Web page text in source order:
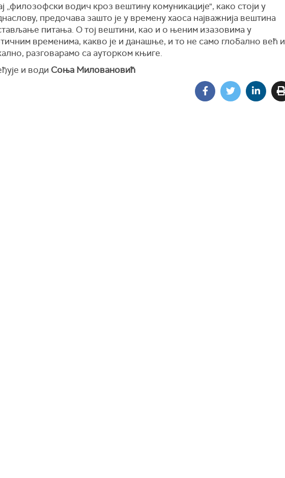
„филозофски водич кроз вештину комуникације", како стоји у
предочава зашто је у времену хаоса најважнија вештина
питања. О тој вештини, као и о њеним изазовима у
временима, какво је и данашње, и то не само глобално већ и
разговарамо са ауторком књиге.
и води Соња Миловановић